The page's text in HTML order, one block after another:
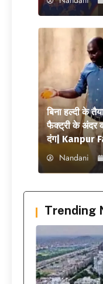
बिना हल्दी के
फैक्ट्री के अंदर
दंग| Kanpur
Nandani
Trending